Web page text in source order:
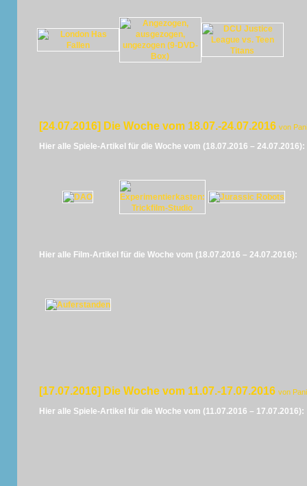
[24.07.2016] Die Woche vom 18.07.-24.07.2016 von
Hier alle Spiele-Artikel für die Woche vom (18.07.2016 – 24.07.2016):
Hier alle Film-Artikel für die Woche vom (18.07.2016 – 24.07.2016):
[17.07.2016] Die Woche vom 11.07.-17.07.2016 von
Hier alle Spiele-Artikel für die Woche vom (11.07.2016 – 17.07.2016):